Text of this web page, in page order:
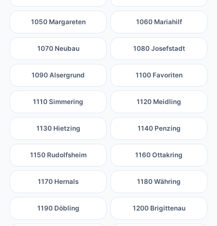
1050 Margareten 1060 Mariahilf
1070 Neubau 1080 Josefstadt
1090 Alsergrund 1100 Favoriten
1110 Simmering 1120 Meidling
1130 Hietzing 1140 Penzing
1150 Rudolfsheim 1160 Ottakring
1170 Hernals 1180 Währing
1190 Döbling 1200 Brigittenau